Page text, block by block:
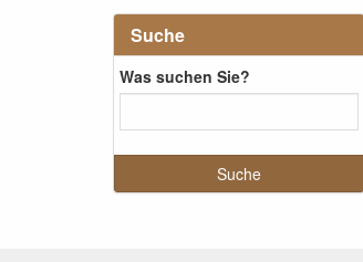
Suche
Was suchen Sie?